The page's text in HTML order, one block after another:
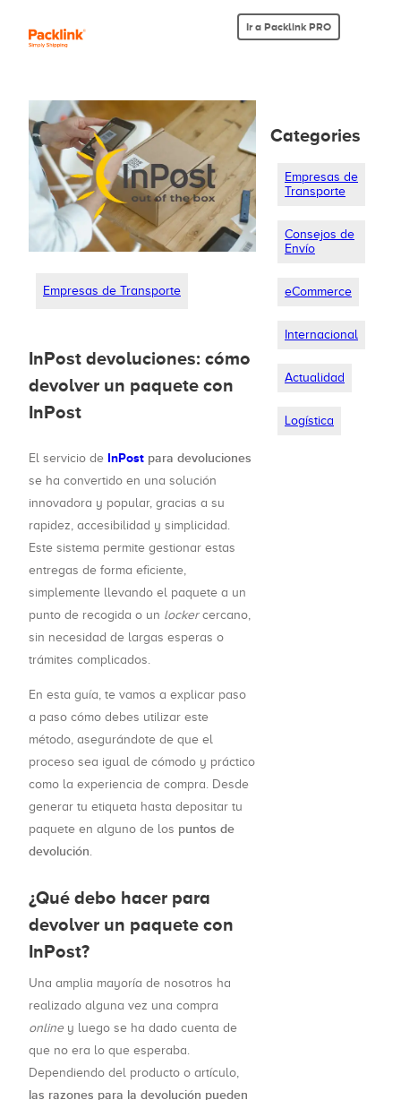
Ir a Packlink PRO
Empresas de Transporte
InPost devoluciones: cómo
devolver un paquete con
InPost
El servicio de InPost para devoluciones
se ha convertido en una solución
innovadora y popular, gracias a su
rapidez, accesibilidad y simplicidad.
Este sistema permite gestionar estas
entregas de forma eficiente,
simplemente llevando el paquete a un
punto de recogida o un lockercercano,
sin necesidad de largas esperas o
trámites complicados.
En esta guía, te vamos a explicar paso
a paso cómo debes utilizar este
método, asegurándote de que el
proceso sea igual de cómodo y práctico
como la experiencia de compra. Desde
generar tu etiqueta hasta depositar tu
paquete en alguno de los puntos de
devolución.
¿Qué debo hacer para
devolver un paquete con
InPost?
Una amplia mayoría de nosotros ha
realizado alguna vez una compra
onliney luego se ha dado cuenta de
que no era lo que esperaba.
Dependiendo del producto o artículo,
las razones para la devolución pueden
Categories
Empresas de
Transporte
Consejos de
Envío
eCommerce
Internacional
Actualidad
Logística